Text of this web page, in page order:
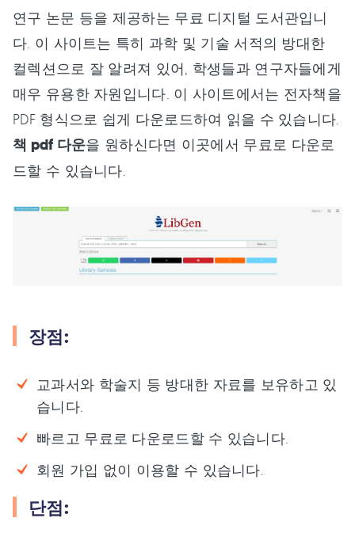
연구 논문 등을 제공하는 무료 디지털 도서관입니
다. 이 사이트는 특히 과학 및 기술 서적의 방대한
컬렉션으로 잘 알려져 있어, 학생들과 연구자들에게
매우 유용한 자원입니다. 이 사이트에서는 전자책을
PDF 형식으로 쉽게 다운로드하여 읽을 수 있습니다.
책 pdf 다운을 원하신다면 이곳에서 무료로 다운로
드할 수 있습니다.
장점:
교과서와 학술지 등 방대한 자료를 보유하고 있
습니다.
빠르고 무료로 다운로드할 수 있습니다.
회원 가입 없이 이용할 수 있습니다.
단점: